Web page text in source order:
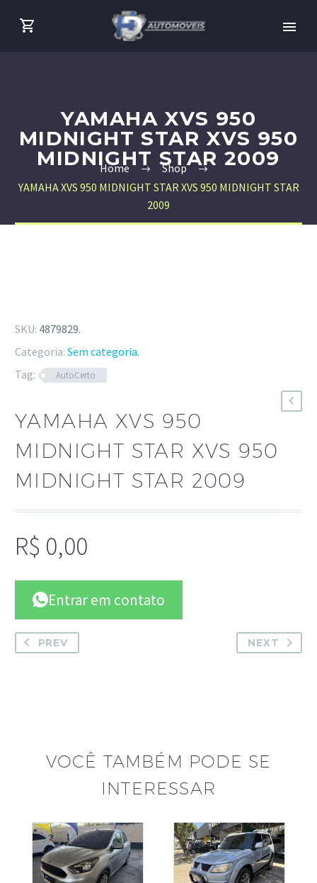
YAMAHA XVS 950
MIDNIGHT STAR XVS 950
MIDNIGHT STAR 2009
Home
Shop
YAMAHA XVS 950 MIDNIGHT STAR XVS 950 MIDNIGHT STAR
2009
SKU: 4879829.
Categoria: Sem categoria.
Tag:
AutoCerto
YAMAHA XVS 950
MIDNIGHT STAR XVS 950
MIDNIGHT STAR 2009
R$ 0,00
Entrar em contato
PREV NEXT
VOCÊ TAMBÉM PODE SE
INTERESSAR